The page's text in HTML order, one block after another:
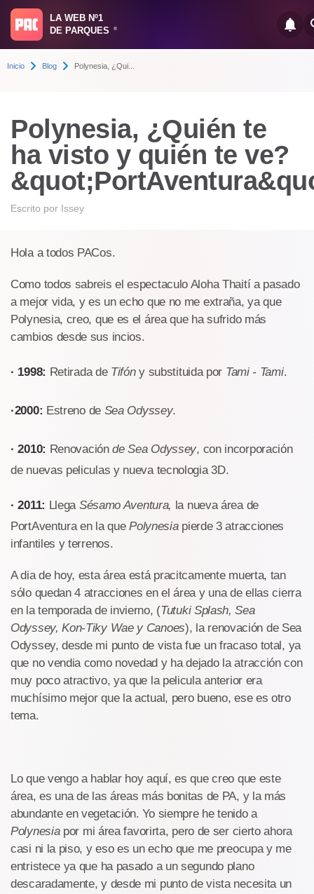
LA WEB Nº1
DE PARQUES
®
Inicio Blog Polynesia, ¿Qui...
Polynesia, ¿Quién te
ha visto y quién te ve?
Escrito por Issey
Hola a todos PACos.
Como todos sabreis el espectaculo Aloha Thaití a pasado
a mejor vida, y es un echo que no me extraña, ya que
Polynesia, creo, que es el área que ha sufrido más
cambios desde sus incios.
· 1998: Retirada de Tifóny substituida por Tami - Tami.
·2000: Estreno de Sea Odyssey.
· 2010: Renovaciónde Sea Odyssey, con incorporación
de nuevas peliculas y nueva tecnologia 3D.
· 2011: Llega Sésamo Aventura, la nueva área de
PortAventura en la quePolynesiapierde 3 atracciones
infantiles y terrenos.
A dia de hoy, esta área está pracitcamente muerta, tan
sólo quedan 4 atracciones en el área y una de ellas cierra
en la temporada de invierno, (Tutuki Splash, Sea
Odyssey, Kon-Tiky Wae y Canoes), la renovación de Sea
Odyssey, desde mi punto de vista fue un fracaso total, ya
que no vendia como novedad y ha dejado la atracción con
muy poco atractivo, ya que la pelicula anterior era
muchísimo mejor que la actual, pero bueno, ese es otro
tema.
Lo que vengo a hablar hoy aquí, es que creo que este
área, es una de las áreas más bonitas de PA, y la más
abundante en vegetación. Yo siempre he tenido a
Polynesiapor mi área favorirta, pero de ser cierto ahora
casi ni la piso, y eso es un echo que me preocupa y me
entristece ya que ha pasado a un segundo plano
descaradamente, y desde mi punto de vista necesita un